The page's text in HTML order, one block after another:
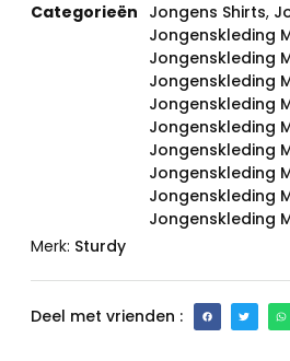
Categorieën Jongens Shirts,
Jongenskleding
Jongenskleding
Jongenskleding
Jongenskleding
Jongenskleding
Jongenskleding
Jongenskleding
Jongenskleding
Jongenskleding
Merk: Sturdy
Deel met vrienden :